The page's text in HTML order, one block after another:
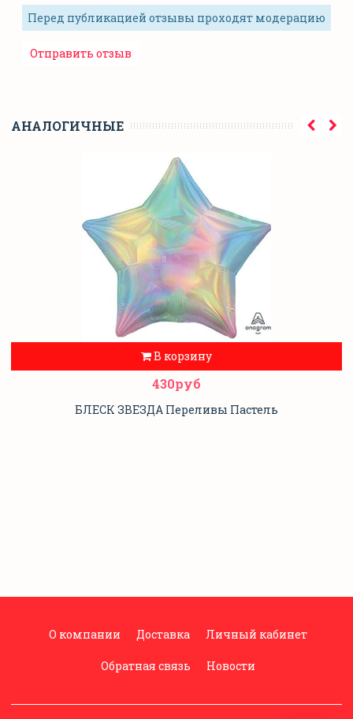
Перед публикацией отзывы проходят модерацию
АНАЛОГИЧНЫЕ
В корзину
430руб
БЛЕСК ЗВЕЗДА Переливы Пастель
О компании Доставка Личный кабинет
Обратная связь Новости